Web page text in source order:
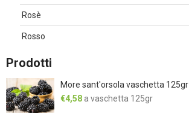
Rosè
Rosso
Prodotti
More sant'orsola vaschetta 125gr
€4,58 a vaschetta 125gr